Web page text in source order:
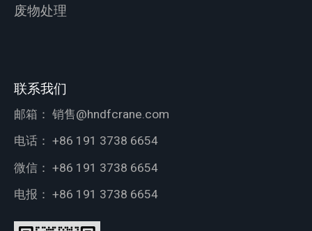
废物处理
联系我们
邮箱： 销售@hndfcrane.com
电话： +86 191 3738 6654
微信： +86 191 3738 6654
电报： +86 191 3738 6654